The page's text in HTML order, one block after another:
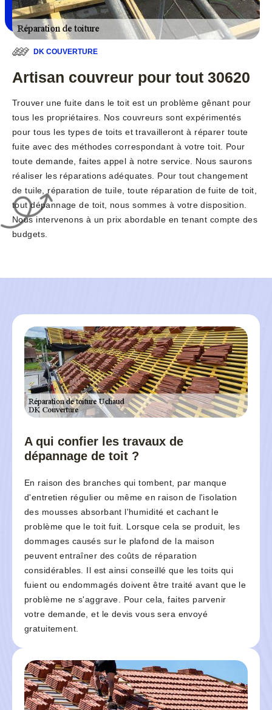
DK COUVERTURE
Artisan couvreur pour tout 30620
Trouver une fuite dans le toit est un problème gênant pour
tous les propriétaires. Nos couvreurs sont expérimentés
pour tous les types de toits et travailleront à réparer toute
fuite avec des méthodes correspondant à votre toit. Pour
toute demande, faites appel à notre service. Nous saurons
réaliser les réparations adéquates. Pour tout changement
de tuile, réparation de tuile, toute réparation de fuite de toit,
tout dépannage de toit, nous sommes à votre disposition.
Nous intervenons à un prix abordable en tenant compte des
budgets.
A qui confier les travaux de
dépannage de toit ?
En raison des branches qui tombent, par manque
d'entretien régulier ou même en raison de l'isolation
des mousses absorbant l'humidité et cachant le
problème que le toit fuit. Lorsque cela se produit, les
dommages causés sur le plafond de la maison
peuvent entraîner des coûts de réparation
considérables. Il est ainsi conseillé que les toits qui
fuient ou endommagés doivent être traité avant que le
problème ne s'aggrave. Pour cela, faites parvenir
votre demande, et le devis vous sera envoyé
gratuitement.